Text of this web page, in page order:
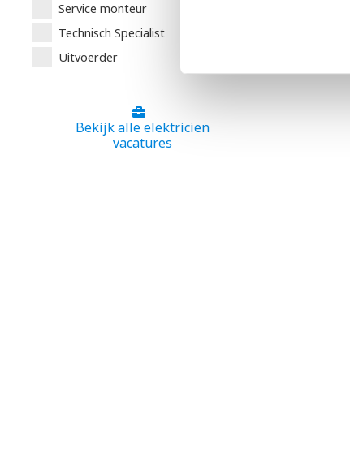
Service monteur
Technisch Specialist
Uitvoerder
Bekijk alle elektricien
vacatures